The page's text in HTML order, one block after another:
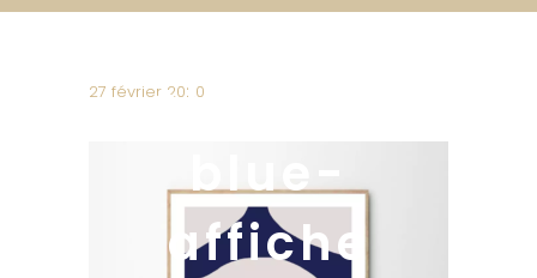
pantone-
classic-
blue-
affiche
27 février 2020